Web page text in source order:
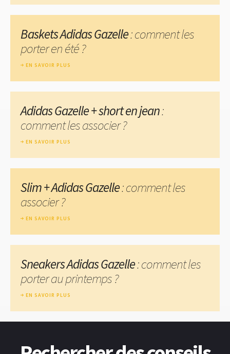
Baskets Adidas Gazelle: comment les
porter en été ?
EN SAVOIR PLUS
Adidas Gazelle + short en jean:
comment les associer ?
EN SAVOIR PLUS
Slim + Adidas Gazelle: comment les
associer ?
EN SAVOIR PLUS
Sneakers Adidas Gazelle: comment les
porter au printemps ?
EN SAVOIR PLUS